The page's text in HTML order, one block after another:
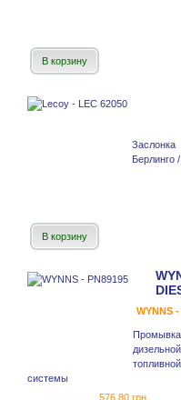
В корзину
Берлинго
В корзину
WYNNS
Промывка
дизельной
топливной
системы
576.80 грн.